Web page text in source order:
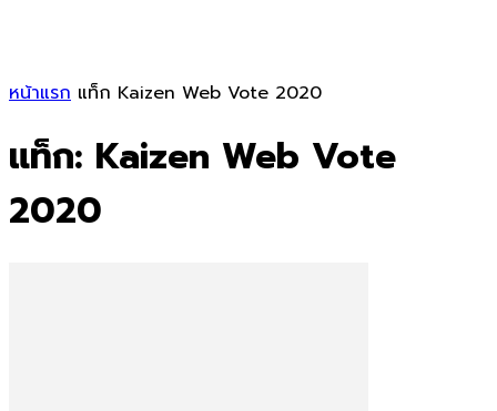
หน้าแรก แท็ก Kaizen Web Vote 2020
แท็ก: Kaizen Web Vote
2020